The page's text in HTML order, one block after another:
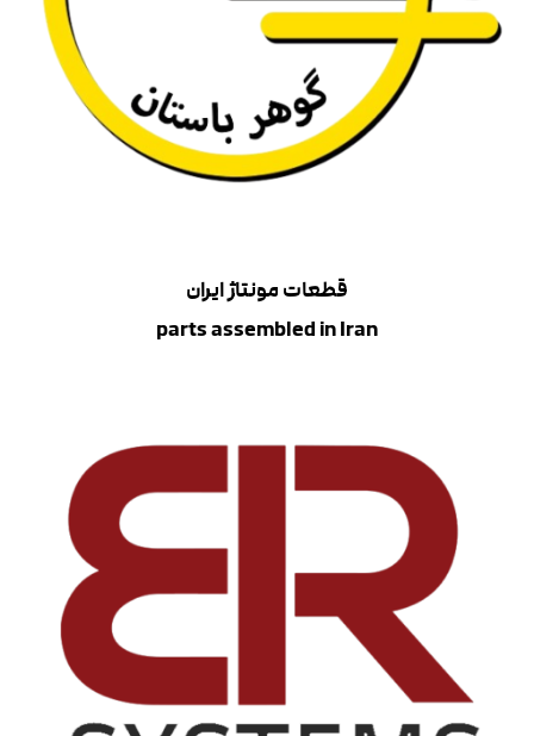
قطعات مونتاژ ایران
parts assembled in Iran